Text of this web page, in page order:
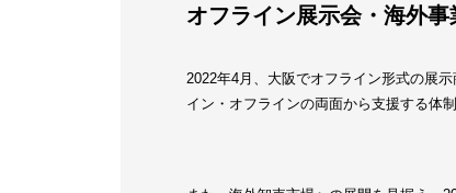
オフライン展示会・海外事
2022年4月、大阪でオフライン形式の展
イン・オフラインの両面から支援する体